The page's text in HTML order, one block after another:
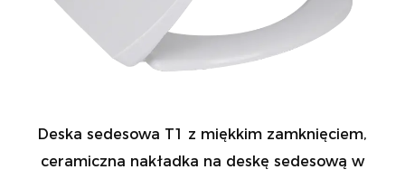
Deska sedesowa T1 z miękkim zamknięciem,
ceramiczna nakładka na deskę sedesową w